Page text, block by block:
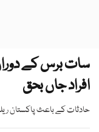
افراد جاں بحق
حادثات کے باعث پاکستان